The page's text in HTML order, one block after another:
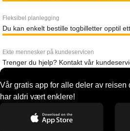
Fleksibel planlegging
Du kan enkelt bestille togbilletter opptil
Ekte mennesker på kundeservicen
Trenger du hjelp? Kontakt vår
Vår gratis app for alle deler av
har aldri vært enklere!